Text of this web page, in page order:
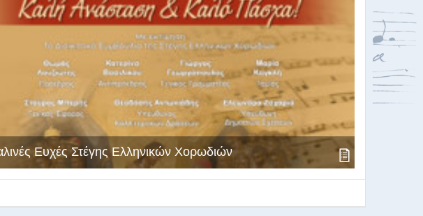
Ευχές Στέγης Ελληνικών Χορωδιών